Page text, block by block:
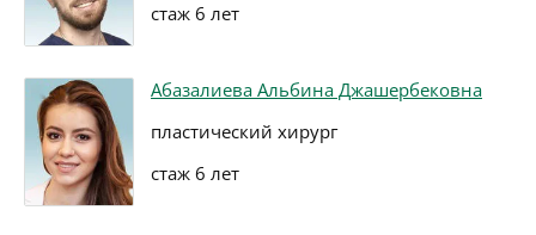
стаж 6 лет
Абазалиева Альбина Джашербековна
пластический хирург
стаж 6 лет